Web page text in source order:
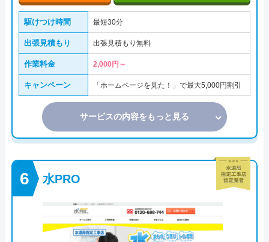
駆けつけ時間 最短30分
出張見積もり 出張見積もり無料
作業料金 2,000円～
キャンペーン 「ホームページを見た！」で最大5,000円割引
サービスの内容をもっと見る
水PRO